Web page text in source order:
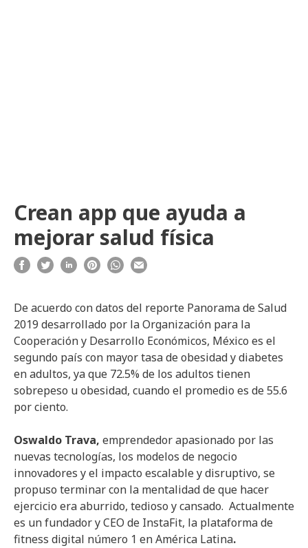
Crean app que ayuda a
mejorar salud física
De acuerdo con datos del reporte Panorama de Salud
2019 desarrollado por la Organización para la
Cooperación y Desarrollo Económicos, México es el
segundo país con mayor tasa de obesidad y diabetes
en adultos, ya que 72.5% de los adultos tienen
sobrepeso u obesidad, cuando el promedio es de 55.6
por ciento.
Oswaldo Trava, emprendedor apasionado por las
nuevas tecnologías, los modelos de negocio
innovadores y el impacto escalable y disruptivo, se
propuso terminar con la mentalidad de que hacer
ejercicio era aburrido, tedioso y cansado. Actualmente
es un fundador y CEO de InstaFit, la plataforma de
fitness digital número 1 en América Latina.